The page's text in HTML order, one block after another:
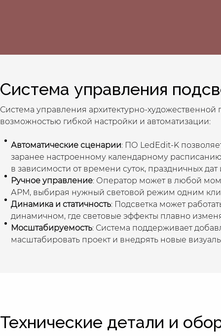
Система управления
Система управления архитектурно-
возможностью гибкой настройки и автоматизации:
Автоматические сценарии: ПО LedEdit-K
заранее настроенному календарному
в зависимости от времени суток, праздничных
Ручное управление: Оператор может в любой
АРМ, выбирая нужный световой режим одним
Динамика и статичность: Подсветка может
динамичном, где световые эффекты плавно
Мосштабируемость: Система поддерживает
масштабировать проект и внедрять новые
Технические детали и